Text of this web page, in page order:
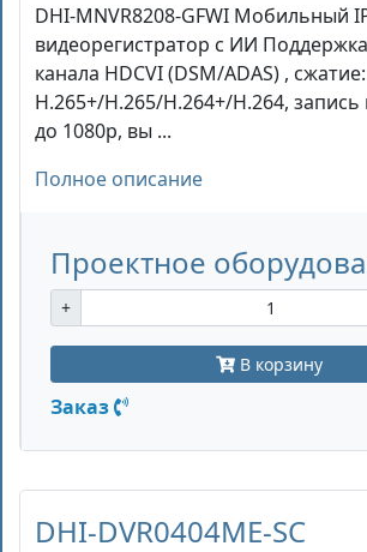
DHI-MNVR8208-GFWI Мобильный
видеорегистратор с ИИ
канала HDCVI (DSM/ADAS) , сжатие:
H.265+/H.265/H.264+/H.264, запись
до 1080р, вы ...
Полное описание
Проектное
+
В корзину
Заказ
DHI-DVR0404ME-SC